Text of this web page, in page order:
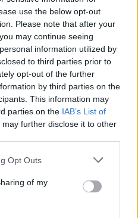
use the below opt-out
Please note that after your
may continue seeing
information utilized by
to third parties prior to
opt-out of the further
by third parties on the
This information may
parties on the IAB’s List of
may further disclose it to other
Opt Outs
of my
uniti
Cristiana
in
la fine
cattolici»